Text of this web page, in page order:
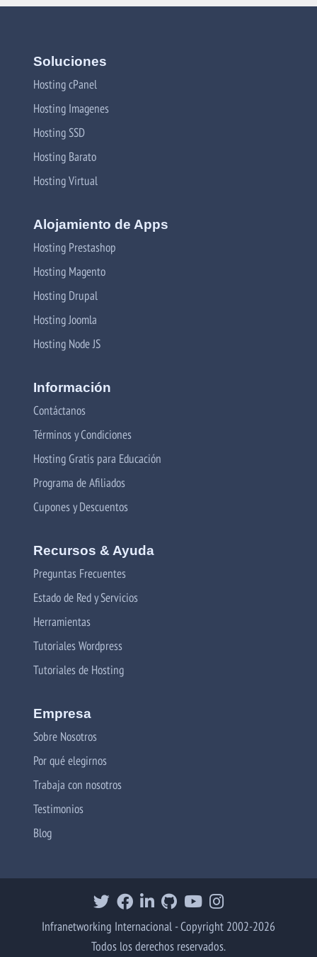
Soluciones
Hosting cPanel
Hosting Imagenes
Hosting SSD
Hosting Barato
Hosting Virtual
Alojamiento de Apps
Hosting Prestashop
Hosting Magento
Hosting Drupal
Hosting Joomla
Hosting Node JS
Información
Contáctanos
Términos y Condiciones
Hosting Gratis para Educación
Programa de Afiliados
Cupones y Descuentos
Recursos & Ayuda
Preguntas Frecuentes
Estado de Red y Servicios
Herramientas
Tutoriales Wordpress
Tutoriales de Hosting
Empresa
Sobre Nosotros
Por qué elegirnos
Trabaja con nosotros
Testimonios
Blog
Infranetworking Internacional - Copyright 2002-2026
Todos los derechos reservados.